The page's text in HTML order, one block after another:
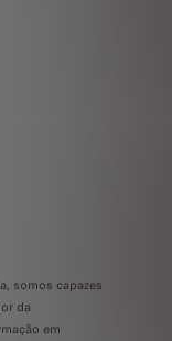
somos capazes
da
em